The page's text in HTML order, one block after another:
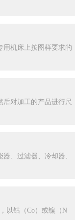
用机床上按图样要求的
对加工的产品进行尺
、过滤器、冷却器、
以钴（Co）或镍（N